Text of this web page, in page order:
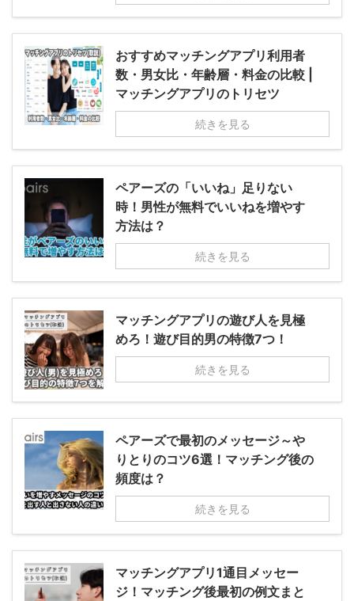
おすすめマッチングアプリ利用者
数・男女比・年齢層・料金の比較 |
マッチングアプリのトリセツ
続きを見る
ペアーズの「いいね」足りない
時！男性が無料でいいねを増やす
方法は？
続きを見る
マッチングアプリの遊び人を見極
めろ！遊び目的男の特徴7つ！
続きを見る
ペアーズで最初のメッセージ～や
りとりのコツ6選！マッチング後の
頻度は？
続きを見る
マッチングアプリ1通目メッセー
ジ！マッチング後最初の例文まと